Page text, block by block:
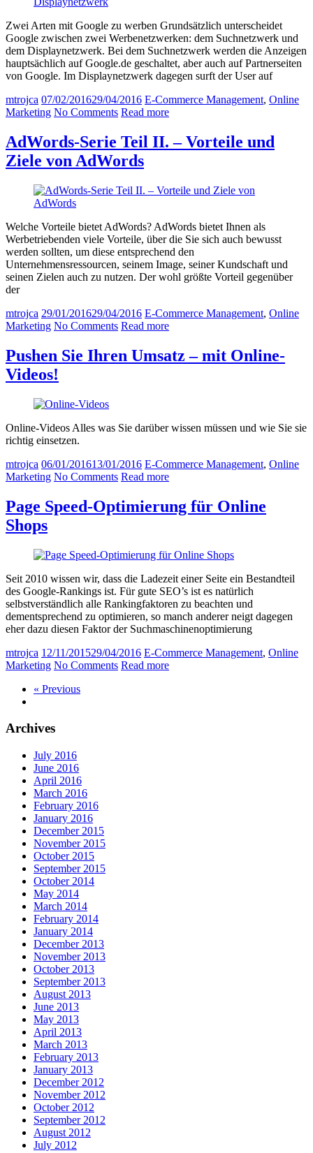
Zwei Arten mit Google zu werben Grundsätzlich unterscheidet
Google zwischen zwei Werbenetzwerken: dem Suchnetzwerk und
dem Displaynetzwerk. Bei dem Suchnetzwerk werden die Anzeigen
hauptsächlich auf Google.de geschaltet, aber auch auf Partnerseiten
von Google. Im Displaynetzwerk dagegen surft der User auf
mtrojca 07/02/201629/04/2016 E-Commerce Management, Online
Marketing No Comments Read more
AdWords-Serie Teil II. – Vorteile und
Ziele von AdWords
Welche Vorteile bietet AdWords? AdWords bietet Ihnen als
Werbetriebenden viele Vorteile, über die Sie sich auch bewusst
werden sollten, um diese entsprechend den
Unternehmensressourcen, seinem Image, seiner Kundschaft und
seinen Zielen auch zu nutzen. Der wohl größte Vorteil gegenüber
der
mtrojca 29/01/201629/04/2016 E-Commerce Management, Online
Marketing No Comments Read more
Pushen Sie Ihren Umsatz – mit Online-
Videos!
Online-Videos Alles was Sie darüber wissen müssen und wie Sie sie
richtig einsetzen.
mtrojca 06/01/201613/01/2016 E-Commerce Management, Online
Marketing No Comments Read more
Page Speed-Optimierung für Online
Shops
Seit 2010 wissen wir, dass die Ladezeit einer Seite ein Bestandteil
des Google-Rankings ist. Für gute SEO’s ist es natürlich
selbstverständlich alle Rankingfaktoren zu beachten und
dementsprechend zu optimieren, so manch anderer neigt dagegen
eher dazu diesen Faktor der Suchmaschinenoptimierung
mtrojca 12/11/201529/04/2016 E-Commerce Management, Online
Marketing No Comments Read more
« Previous
Archives
July 2016
June 2016
April 2016
March 2016
February 2016
January 2016
December 2015
November 2015
October 2015
September 2015
October 2014
May 2014
March 2014
February 2014
January 2014
December 2013
November 2013
October 2013
September 2013
August 2013
June 2013
May 2013
April 2013
March 2013
February 2013
January 2013
December 2012
November 2012
October 2012
September 2012
August 2012
July 2012